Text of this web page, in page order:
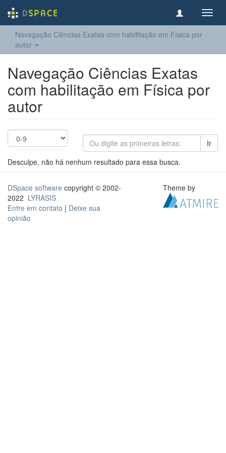
Navegação Ciências Exatas com habilitação em Física por
autor
Navegação Ciências Exatas
com habilitação em Física por
autor
Ir
Desculpe, não há nenhum resultado para essa busca.
DSpace software copyright © 2002-
2022 LYRASIS
Entre em contato | Deixe sua
opinião
Theme by